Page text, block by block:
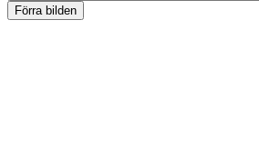
Inspiration
Förra bilden